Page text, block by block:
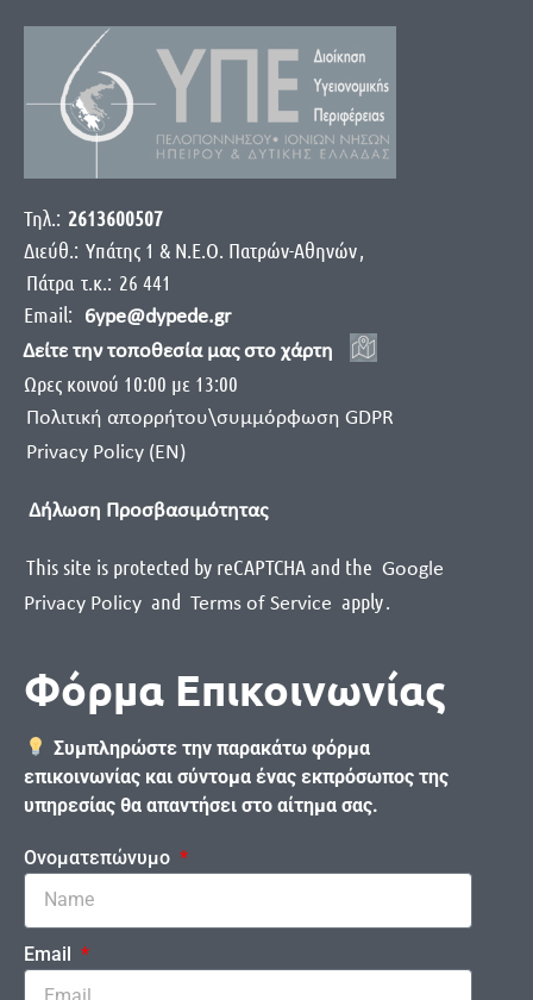
Τηλ.: 2613600507
Διεύθ.: Yπάτης 1 & Ν.Ε.Ο. Πατρών-Αθηνών,
Πάτρα τ.κ.: 26 441
Email:
6ype@dypede.gr
Δείτε την τοποθεσία μας στο χάρτη
Ωρες κοινού 10:00 με 13:00
Πολιτική απορρήτου\συμμόρφωση GDPR
Privacy Policy (EN)
Δήλωση Προσβασιμότητας
This site is protected by reCAPTCHA and the Google
Privacy Policy and Terms of Service apply.
Φόρμα Επικοινωνίας
Συμπληρώστε την παρακάτω φόρμα
επικοινωνίας και σύντομα ένας εκπρόσωπος της
υπηρεσίας θα απαντήσει στο αίτημα σας.
Ονοματεπώνυμο
Email